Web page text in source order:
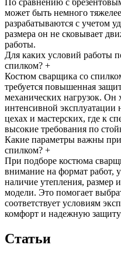
может быть немного
разрабатываются с учетом
размера он не сковывает
работы.
Для каких условий работы
спилком? +
Костюм сварщика со
требуется повышенная
механических нагрузок. Он
интенсивной эксплуатации
цехах и мастерских, где к
высокие требования по
Какие параметры важны
спилком? +
При подборе костюма
внимание на формат работ,
наличие утепления, размер
модели. Это помогает
соответствует условиям
комфорт и надежную
Статьи